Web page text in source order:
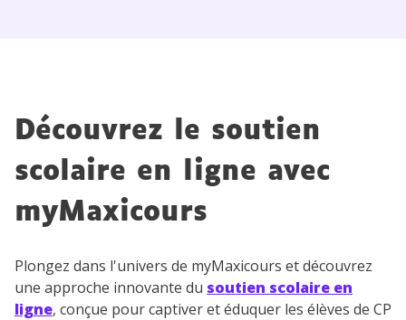
Découvrez le soutien
scolaire en ligne avec
myMaxicours
Plongez dans l'univers de myMaxicours et découvrez
une approche innovante du soutien scolaire en
ligne, conçue pour captiver et éduquer les élèves de CP